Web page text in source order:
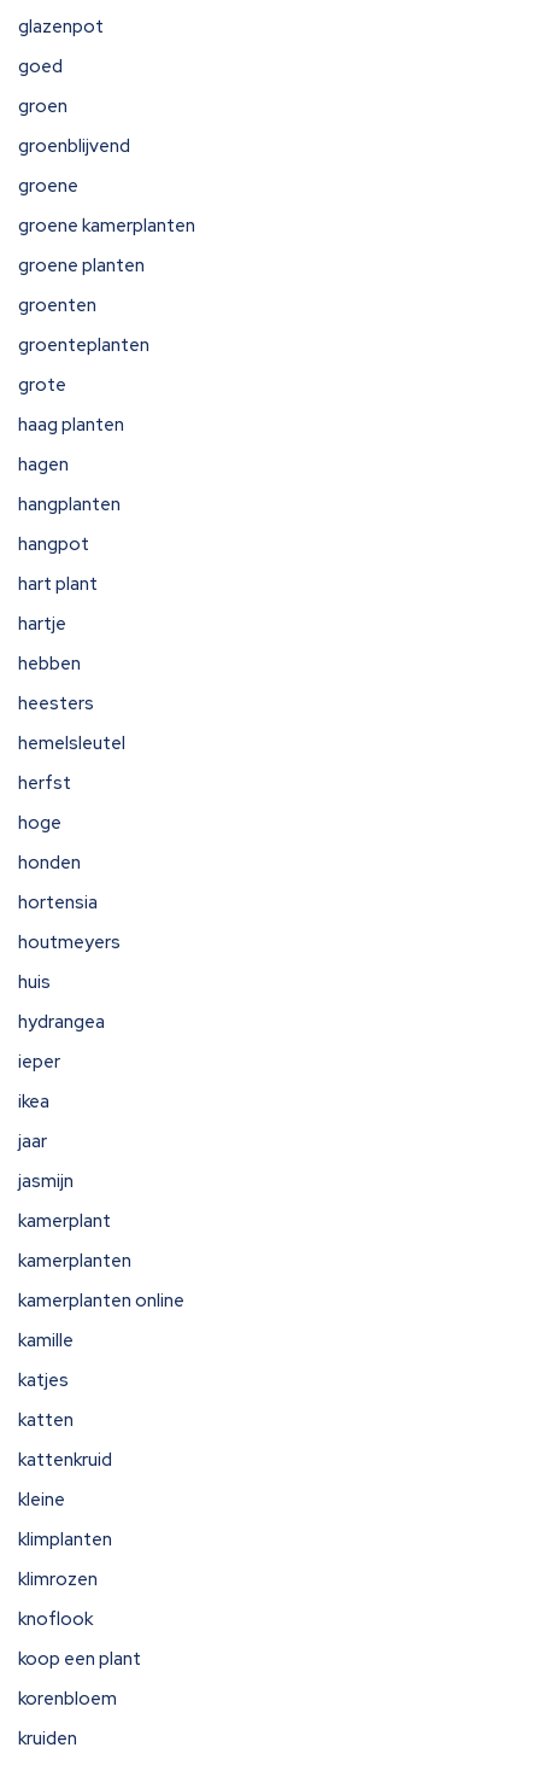
glazenpot
goed
groen
groenblijvend
groene
groene kamerplanten
groene planten
groenten
groenteplanten
grote
haag planten
hagen
hangplanten
hangpot
hart plant
hartje
hebben
heesters
hemelsleutel
herfst
hoge
honden
hortensia
houtmeyers
huis
hydrangea
ieper
ikea
jaar
jasmijn
kamerplant
kamerplanten
kamerplanten online
kamille
katjes
katten
kattenkruid
kleine
klimplanten
klimrozen
knoflook
koop een plant
korenbloem
kruiden